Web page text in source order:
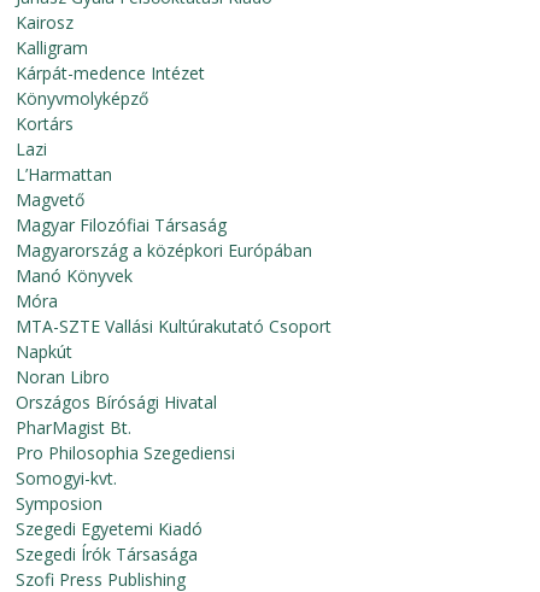
Kairosz
Kalligram
Kárpát-medence Intézet
Könyvmolyképző
Kortárs
Lazi
L’Harmattan
Magvető
Magyar Filozófiai Társaság
Magyarország a középkori Európában
Manó Könyvek
Móra
MTA-SZTE Vallási Kultúrakutató Csoport
Napkút
Noran Libro
Országos Bírósági Hivatal
PharMagist Bt.
Pro Philosophia Szegediensi
Somogyi-kvt.
Symposion
Szegedi Egyetemi Kiadó
Szegedi Írók Társasága
Szofi Press Publishing